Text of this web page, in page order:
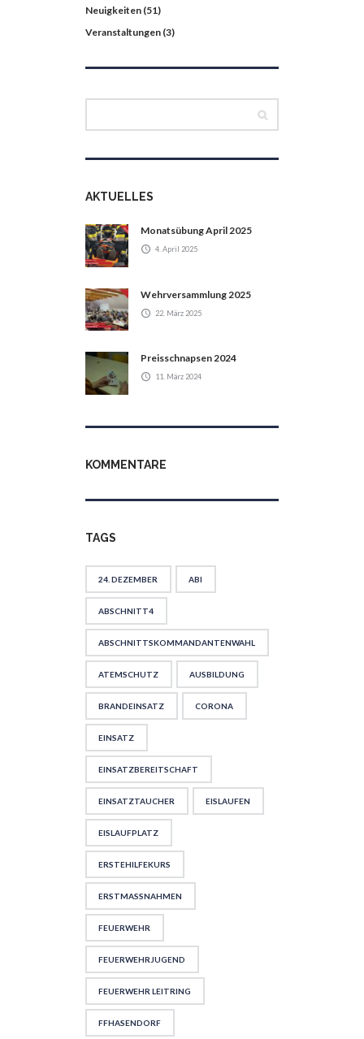
Neuigkeiten (51)
Veranstaltungen (3)
AKTUELLES
Monatsübung April 2025
4. April 2025
Wehrversammlung 2025
22. März 2025
Preisschnapsen 2024
11. März 2024
KOMMENTARE
TAGS
24. DEZEMBER ABI
ABSCHNITT4
ABSCHNITTSKOMMANDANTENWAHL
ATEMSCHUTZ AUSBILDUNG
BRANDEINSATZ CORONA
EINSATZ
EINSATZBEREITSCHAFT
EINSATZTAUCHER EISLAUFEN
EISLAUFPLATZ
ERSTEHILFEKURS
ERSTMASSNAHMEN
FEUERWEHR
FEUERWEHRJUGEND
FEUERWEHR LEITRING
FFHASENDORF